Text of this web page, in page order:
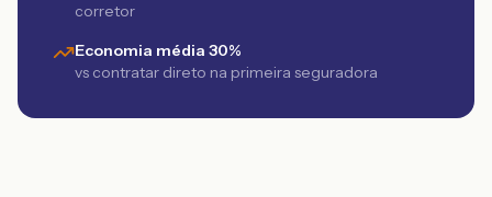
corretor
Economia média 30%
vs contratar direto na primeira seguradora